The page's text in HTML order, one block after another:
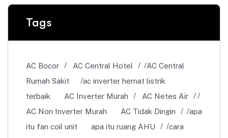
Tags
AC Bocor AC Central Hotel
AC Central
Rumah Sakit
ac inverter hemat listrik
terbaik
AC Inverter Murah
AC Netes Air
AC Non Inverter Murah
AC Tidak Dingin
apa
itu fan coil unit
apa itu ruang AHU
cara